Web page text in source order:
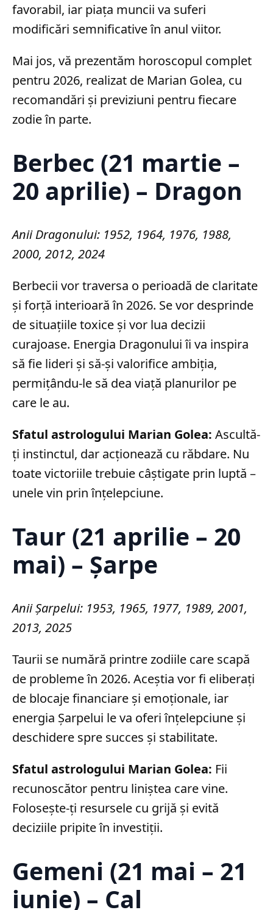
favorabil, iar piața muncii va suferi
modificări semnificative în anul viitor.
Mai jos, vă prezentăm horoscopul complet
pentru 2026, realizat de Marian Golea, cu
recomandări și previziuni pentru fiecare
zodie în parte.
Berbec (21 martie –
20 aprilie) – Dragon
Anii Dragonului: 1952, 1964, 1976, 1988,
2000, 2012, 2024
Berbecii vor traversa o perioadă de claritate
și forță interioară în 2026. Se vor desprinde
de situațiile toxice și vor lua decizii
curajoase. Energia Dragonului îi va inspira
să fie lideri și să-și valorifice ambiția,
permițându-le să dea viață planurilor pe
care le au.
Sfatul astrologului Marian Golea: Ascultă-
ți instinctul, dar acționează cu răbdare. Nu
toate victoriile trebuie câștigate prin luptă –
unele vin prin înțelepciune.
Taur (21 aprilie – 20
mai) – Șarpe
Anii Șarpelui: 1953, 1965, 1977, 1989, 2001,
2013, 2025
Taurii se numără printre zodiile care scapă
de probleme în 2026. Aceștia vor fi eliberați
de blocaje financiare și emoționale, iar
energia Șarpelui le va oferi înțelepciune și
deschidere spre succes și stabilitate.
Sfatul astrologului Marian Golea: Fii
recunoscător pentru liniștea care vine.
Folosește-ți resursele cu grijă și evită
deciziile pripite în investiții.
Gemeni (21 mai – 21
iunie) – Cal